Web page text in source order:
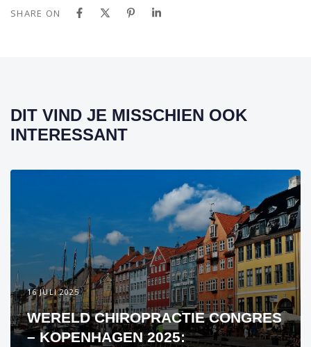
SHARE ON
DIT VIND JE MISSCHIEN OOK
INTERESSANT
16 JULI 2025
WERELD CHIROPRACTIE CONGRES
– KOPENHAGEN 2025: